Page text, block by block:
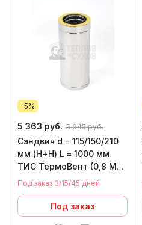
-5%
5 363 руб. 5 645 руб.
Сэндвич d = 115/150/210
мм (Н+Н) L = 1000 мм
ТИС ТермоВент (0,8 ММ)
(430 СТАНДАРТ)
Под заказ 3/15/45 дней
Под заказ